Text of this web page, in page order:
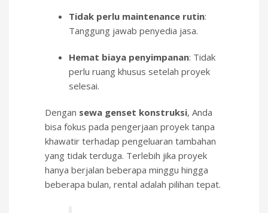
Tidak perlu maintenance rutin:
Tanggung jawab penyedia jasa.
Hemat biaya penyimpanan: Tidak
perlu ruang khusus setelah proyek
selesai.
Dengan sewa genset konstruksi, Anda
bisa fokus pada pengerjaan proyek tanpa
khawatir terhadap pengeluaran tambahan
yang tidak terduga. Terlebih jika proyek
hanya berjalan beberapa minggu hingga
beberapa bulan, rental adalah pilihan tepat.